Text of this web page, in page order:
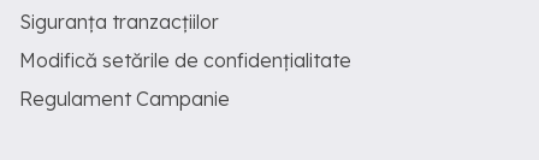
Siguranța tranzacțiilor
Modifică setările de confidențialitate
Regulament Campanie